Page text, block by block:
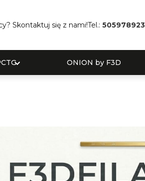
Skontaktuj się z nami!Tel.: 505978923
ONION by F3D